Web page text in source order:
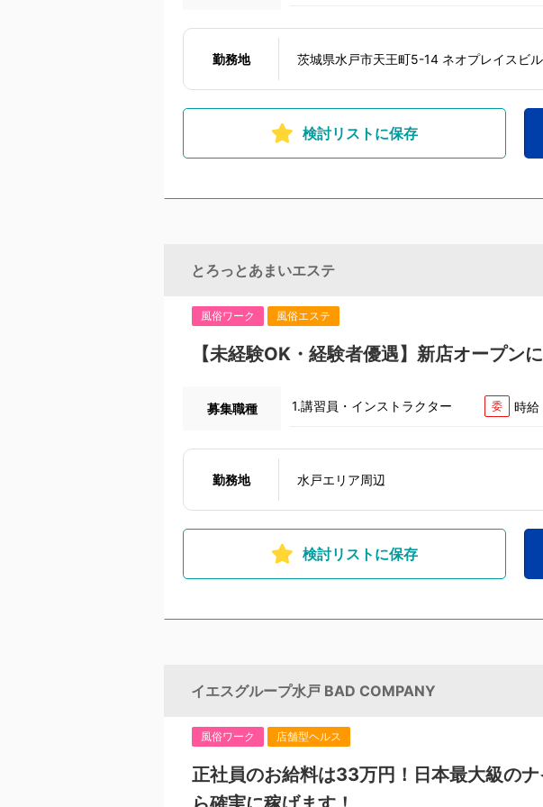
勤務地 茨城県水戸市天王町5-14 ネオプレイスビ
検討リストに保存
とろっとあまいエステ
風俗ワーク 風俗エステ
【未経験OK・経験者優遇】新店オープ
募集職種 1.講習員・インストラクター 委 時給
勤務地 水戸エリア周辺
検討リストに保存
イエスグループ水戸 BAD COMPANY
風俗ワーク 店舗型ヘルス
正社員のお給料は33万円！日本最大級の